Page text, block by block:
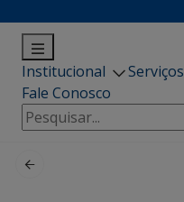
Institucional Serviços
Fale Conosco
Pesquisar
por: